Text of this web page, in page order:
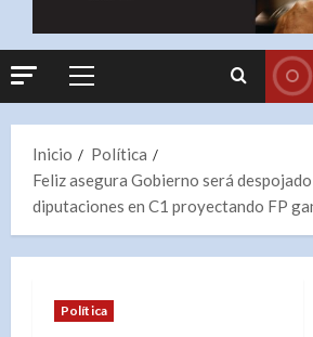
Menú
Inicio
Política
Feliz asegura Gobierno será
diputaciones en C1 proyectando FP
Política